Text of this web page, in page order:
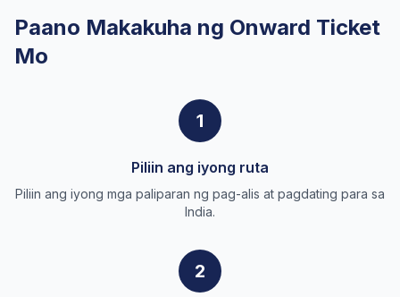
Paano Makakuha ng Onward Ticket
Mo
1
Piliin ang iyong ruta
Piliin ang iyong mga paliparan ng pag-alis at pagdating para sa
India.
2